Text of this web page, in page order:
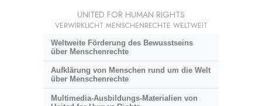
UNITED FOR HUMAN RIGHTS
VERWIRKLICHT MENSCHENRECHTE WELTWEIT
Weltweite Förderung des Bewusstseins
über Menschenrechte
Aufklärung von Menschen rund um die Welt
über Menschenrechte
Multimedia-Ausbildungs-Materialien von